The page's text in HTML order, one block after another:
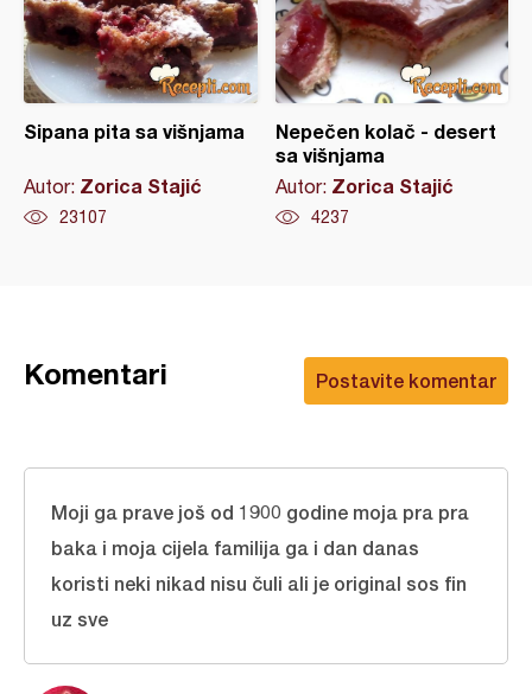
Sipana pita sa višnjama
Autor: Zorica Stajić
23107
Nepečen kolač - desert
sa višnjama
Autor: Zorica Stajić
4237
Postavite komentar
Komentari
Moji ga prave još od 1900 godine moja pra pra
baka i moja cijela familija ga i dan danas
koristi neki nikad nisu čuli ali je original sos fin
uz sve